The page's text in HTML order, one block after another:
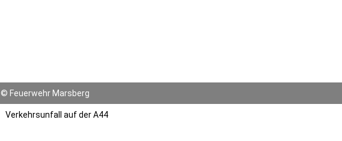
© Feuerwehr Marsberg
Verkehrsunfall auf der A44